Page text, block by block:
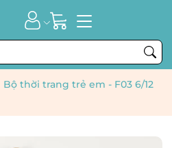
Bộ thời trang trẻ em - F03 6/12